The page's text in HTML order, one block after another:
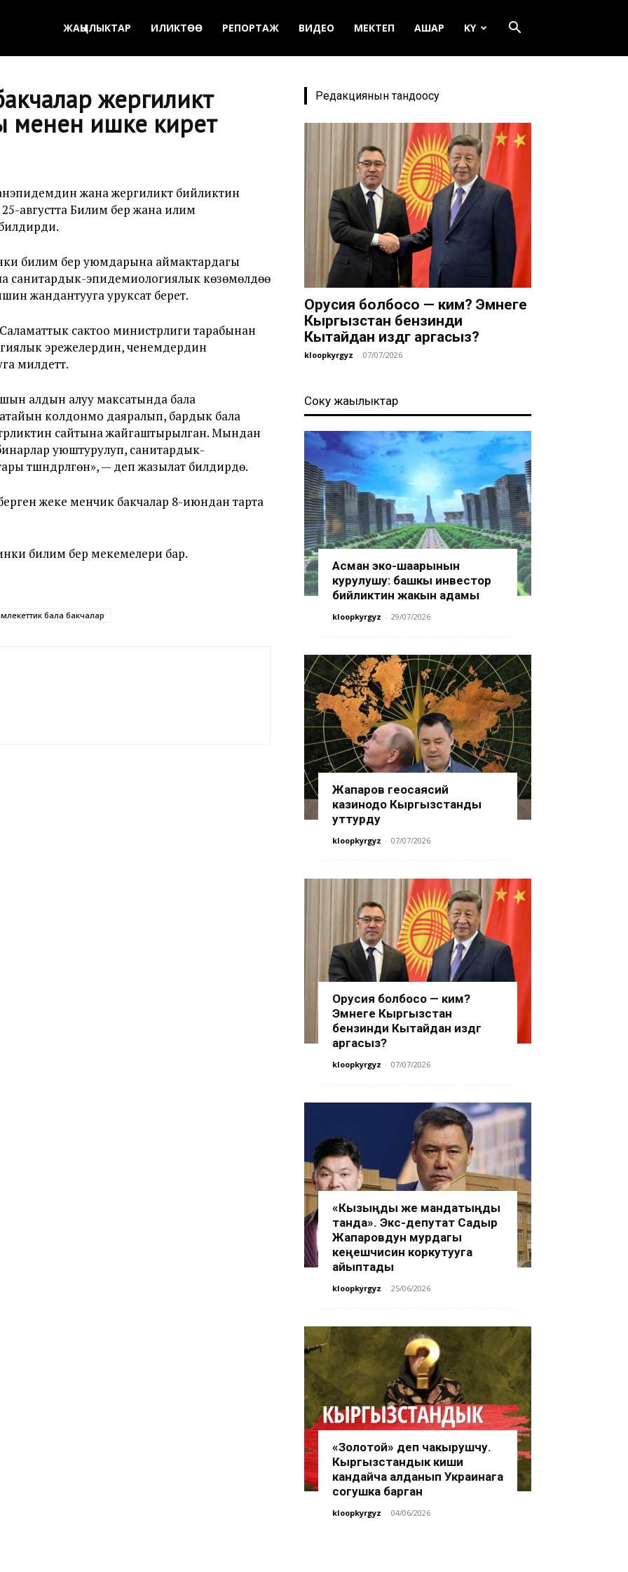
ЖАҢЫЛЫКТАР ИЛИКТӨӨ РЕПОРТАЖ ВИДЕО МЕКТЕП АШАР KY
жергиликтүү
менен ишке кирет
жана жергиликтүү бийликтин
августта Билим берүү жана илим
билим берүү уюмдарына аймактардагы
санитардык-эпидемиологиялык көзөмөлдөө
жандантууга уруксат берет.
сактоо министрлиги тарабынан
эрежелердин, ченемдердин
милдеттүү.
алдын алуу максатында бала
атайын колдонмо даяралып, бардык бала
сайтына жайгаштырылган. Мындан
уюштурулуп, санитардык-
түшүндүрүлгөн», — деп жазылат билдирүүдө.
жеке менчик бакчалар 8-июндан тарта
билим берүү мекемелери бар.
бала бакчалар
Редакциянын тандоосу
Орусия болбосо — ким? Эмнеге
Кыргызстан бензинди
Кытайдан издөөгө аргасыз?
kloopkyrgyz - 07/07/2026
Соңку жаңылыктар
Асман эко-шаарынын
курулушу: башкы инвестор
бийликтин жакын адамы
kloopkyrgyz - 29/07/2026
Жапаров геосаясий
казинодо Кыргызстанды
уттурду
kloopkyrgyz - 07/07/2026
Орусия болбосо — ким?
Эмнеге Кыргызстан
бензинди Кытайдан издөөгө
аргасыз?
kloopkyrgyz - 07/07/2026
«Кызыңды же мандатыңды
танда». Экс-депутат Садыр
Жапаровдун мурдагы
кеңешчисин коркутууга
айыптады
kloopkyrgyz - 25/06/2026
«Золотой» деп чакырушчу.
Кыргызстандык киши
кандайча алданып Украинага
согушка барган
kloopkyrgyz - 04/06/2026